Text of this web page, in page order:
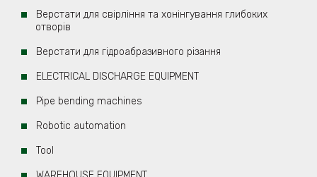
Верстати для свірління та хонінгування глибоких
отворів
Верстати для гідроабразивного різання
ELECTRICAL DISCHARGE EQUIPMENT
Pipe bending machines
Robotic automation
Tool